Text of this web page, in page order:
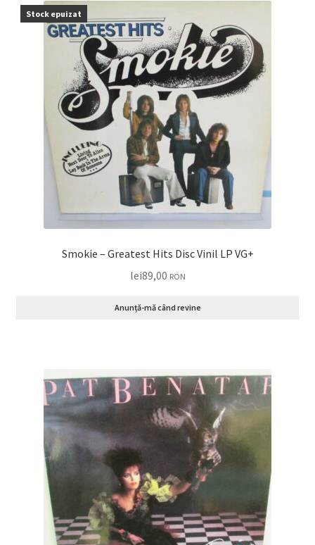
Stock epuizat
Smokie – Greatest Hits Disc Vinil LP VG+
lei89,00 RON
Anunță-mă când revine